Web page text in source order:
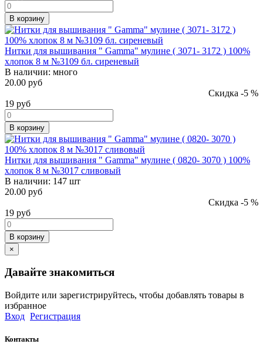
В корзину
Нитки для вышивания " Gamma" мулине ( 3071- 3172 ) 100%
хлопок 8 м №3109 бл. сиреневый
В наличии: много
20.00 руб
Скидка -5 %
19 руб
В корзину
Нитки для вышивания " Gamma" мулине ( 0820- 3070 ) 100%
хлопок 8 м №3017 сливовый
В наличии: 147 шт
20.00 руб
Скидка -5 %
19 руб
В корзину
×
Давайте знакомиться
Войдите или зарегистрируйтесь, чтобы добавлять товары в
избранное
Вход Регистрация
Контакты